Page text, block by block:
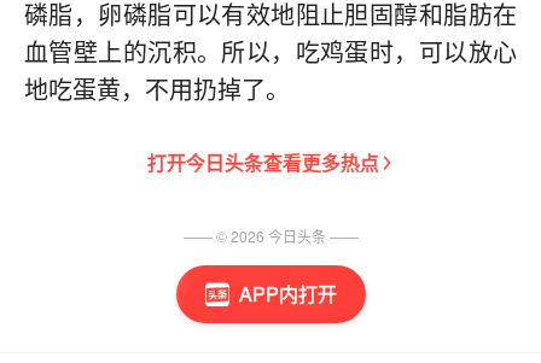
APP内打开
磷脂，卵磷脂可以有效地阻止胆固醇和脂肪在
血管壁上的沉积。所以，吃鸡蛋时，可以放心
地吃蛋黄，不用扔掉了。
打开今日头条查看更多热点
—— ©2026 今日头条 ——